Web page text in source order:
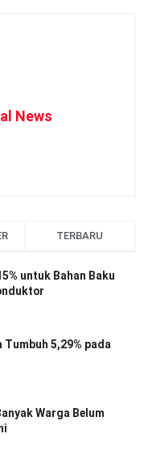
News
TERBARU
untuk Bahan Baku
Tumbuh 5,29% pada
Warga Belum